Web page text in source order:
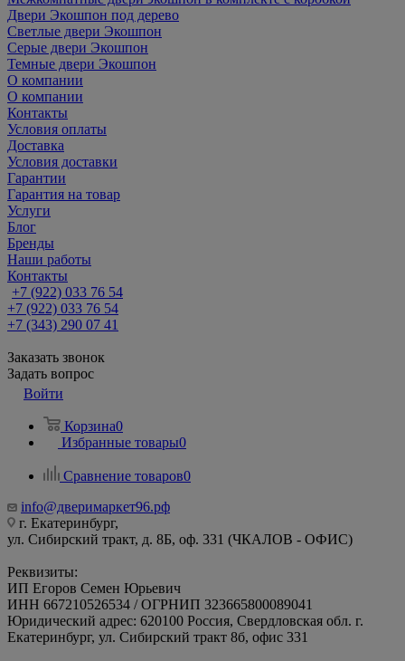
Двери Экошпон под дерево
Светлые двери Экошпон
Серые двери Экошпон
Темные двери Экошпон
О компании
О компании
Контакты
Условия оплаты
Доставка
Условия доставки
Гарантии
Гарантия на товар
Услуги
Блог
Бренды
Наши работы
Контакты
+7 (922) 033 76 54
+7 (922) 033 76 54
+7 (343) 290 07 41
Заказать звонок
Задать вопрос
Войти
Корзина0
Избранные товары0
Сравнение товаров0
info@дверимаркет96.рф
г. Екатеринбург,
ул. Сибирский тракт, д. 8Б, оф. 331 (ЧКАЛОВ - ОФИС)
Реквизиты:
ИП Егоров Семен Юрьевич
ИНН 667210526534 / ОГРНИП 323665800089041
Юридический адрес: 620100 Россия, Свердловская обл. г.
Екатеринбург, ул. Сибирский тракт 8б, офис 331